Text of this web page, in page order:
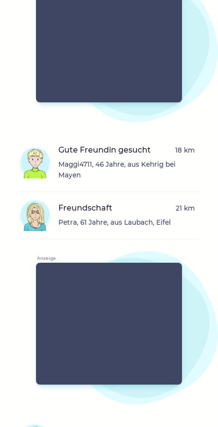
Gute Freundin gesucht
Maggi4711, 46 Jahre, aus Kehrig bei
Mayen
18 km
Freundschaft
Petra, 61 Jahre, aus Laubach, Eifel
21 km